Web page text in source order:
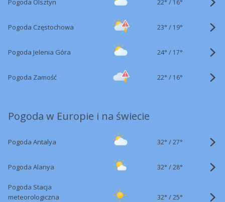
Pogoda Olsztyn 16°
Pogoda Częstochowa 23° / 19°
Pogoda Jelenia Góra 24° / 17°
Pogoda Zamość 22° / 16°
Pogoda w Europie i na świecie
Pogoda Antalya 32° /27°
Pogoda Alanya 32° /28°
Pogoda Stacja
meteorologiczna
32° /25°